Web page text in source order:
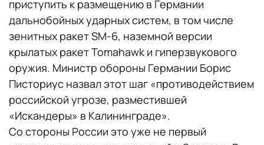
приступить к размещению в Германии
дальнобойных ударных систем, в том числе
зенитных ракет SM-6, наземной версии
крылатых ракет Tomahawk и гиперзвукового
оружия. Министр обороны Германии Борис
Писториус назвал этот шаг «противодействием
российской угрозе, разместившей
«Искандеры» в Калининграде».
Со стороны России это уже не первый